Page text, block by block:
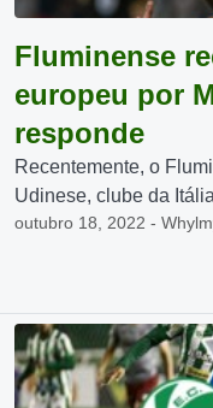
Fluminense
europeu por
responde
Recentemente, o
Udinese, clube da
outubro 18, 2022 -